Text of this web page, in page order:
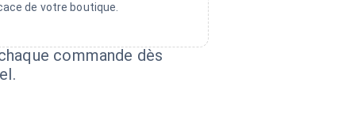
de votre boutique.
commande dès